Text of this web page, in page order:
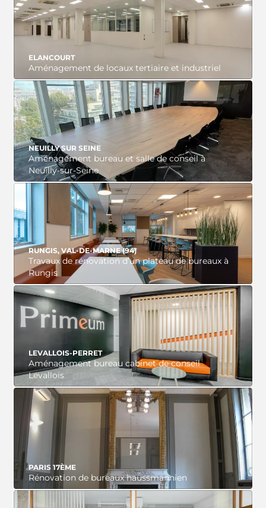
VOIR LE PROJET
ELANCOURT
Aménagement de locaux tertiaire et industriel
VOIR LE PROJET
NEUILLY SUR SEINE
Aménagement bureau et salle de conseil à
Neuilly-sur-Seine
VOIR LE PROJET
RUNGIS, VAL-DE-MARNE (94)
Travaux de rénovation d’un plateau de bureaux à
Rungis
VOIR LE PROJET
LEVALLOIS-PERRET
Aménagement bureau cabinet de conseil
Levallois
VOIR LE PROJET
PARIS 17ÈME
Rénovation de bureaux haussmannien